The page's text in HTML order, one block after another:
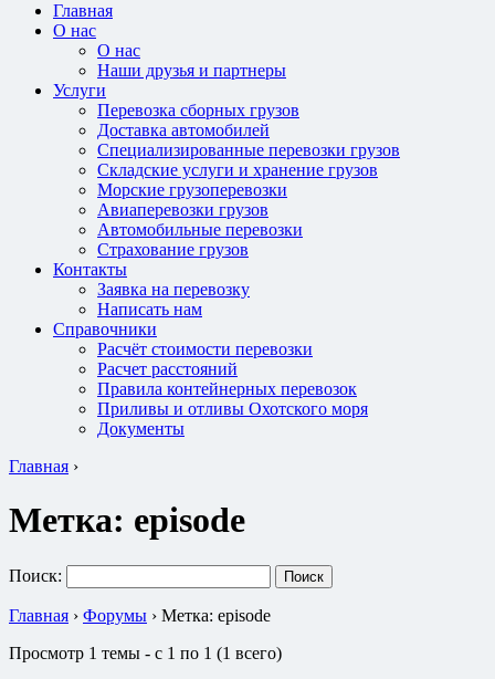
Главная
О нас
О нас
Наши друзья и партнеры
Услуги
Перевозка сборных грузов
Доставка автомобилей
Специализированные перевозки грузов
Складские услуги и хранение грузов
Морские грузоперевозки
Авиаперевозки грузов
Автомобильные перевозки
Страхование грузов
Контакты
Заявка на перевозку
Написать нам
Справочники
Расчёт стоимости перевозки
Расчет расстояний
Правила контейнерных перевозок
Приливы и отливы Охотского моря
Документы
Главная ›
Метка: episode
Поиск:
Главная › Форумы › Метка: episode
Просмотр 1 темы - с 1 по 1 (1 всего)